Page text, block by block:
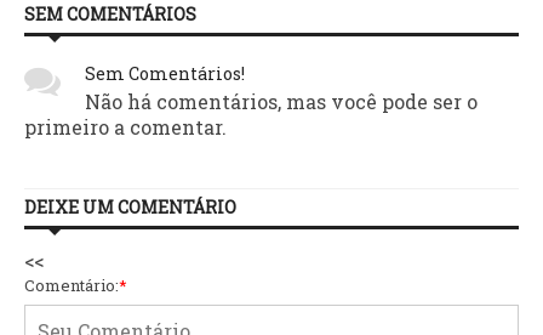
SEM COMENTÁRIOS
Sem Comentários!
Não há comentários, mas você pode ser o
primeiro a comentar.
DEIXE UM COMENTÁRIO
<<
Comentário:*